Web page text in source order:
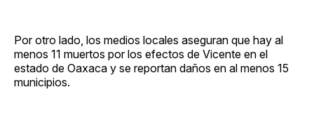
Por otro lado, los medios locales aseguran que hay al
menos 11 muertos por los efectos de Vicente en el
estado de Oaxaca y se reportan daños en al menos 15
municipios.